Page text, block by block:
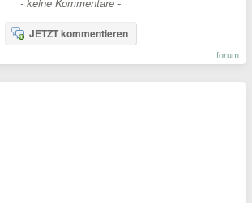
- keine Kommentare -
JETZT kommentieren
forum